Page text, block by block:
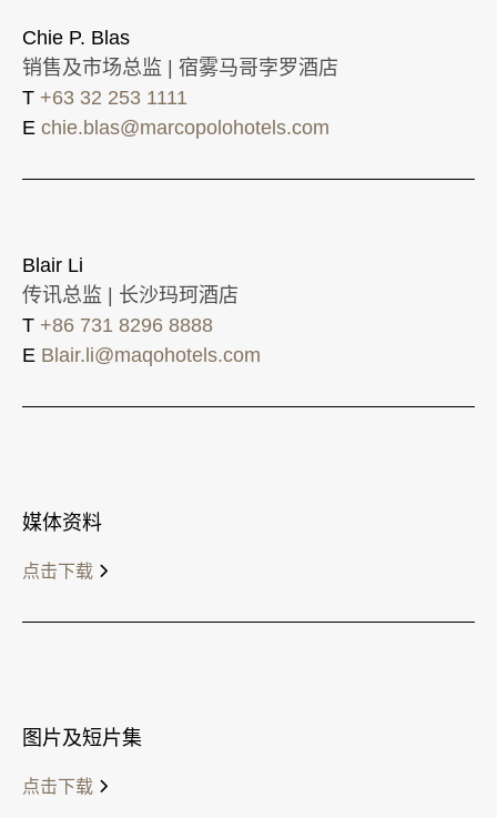
Chie P. Blas
销售及市场总监 | 宿雾马哥孛罗酒店
T +63 32 253 1111
E chie.blas@marcopolohotels.com
Blair Li
传讯总监 | 长沙玛珂酒店
T +86 731 8296 8888
E Blair.li@maqohotels.com
媒体资料
点击下载
图片及短片集
点击下载